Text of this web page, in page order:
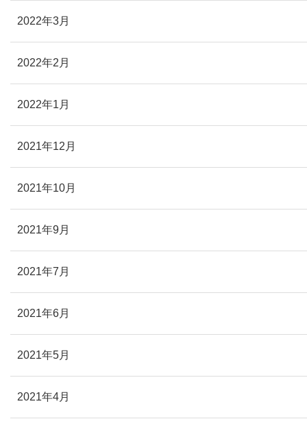
2022年3月
2022年2月
2022年1月
2021年12月
2021年10月
2021年9月
2021年7月
2021年6月
2021年5月
2021年4月